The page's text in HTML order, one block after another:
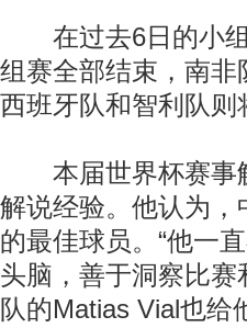
在过去6日的小组
组赛全部结束，南
西班牙队和智利队
本届世界杯赛事
解说经验。他认为，
的最佳球员。“他一
头脑，善于洞察比赛
队的Matias Vial也给